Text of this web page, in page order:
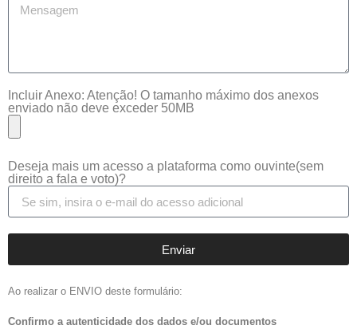
Incluir Anexo: Atenção! O tamanho máximo dos anexos
enviado não deve exceder 50MB
Deseja mais um acesso a plataforma como ouvinte(sem
direito a fala e voto)?
Enviar
Ao realizar o ENVIO deste formulário:
Confirmo a autenticidade dos dados e/ou documentos